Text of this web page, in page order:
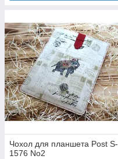
Чохол для планшета Post S-
1576 No2